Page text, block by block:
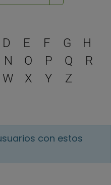
Selecciona una letra
D E F G
H
N O P Q
R
W X Y Z
con estos